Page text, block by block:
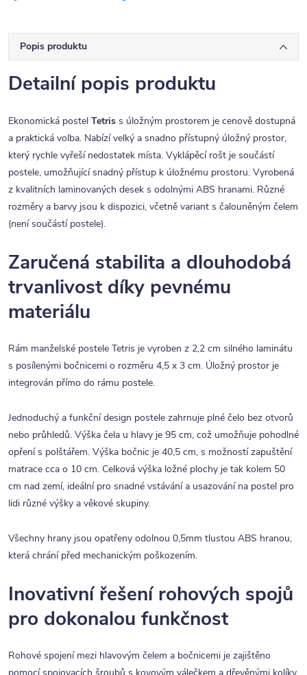
Popis produktu
Detailní popis produktu
Ekonomická postel Tetris s úložným prostorem je cenově dostupná
a praktická volba. Nabízí velký a snadno přístupný úložný prostor,
který rychle vyřeší nedostatek místa. Vyklápěcí rošt je součástí
postele, umožňující snadný přístup k úložnému prostoru. Vyrobená
z kvalitních laminovaných desek s odolnými ABS hranami. Různé
rozměry a barvy jsou k dispozici, včetně variant s čalouněným čelem
(není součástí postele).
Zaručená stabilita a dlouhodobá
trvanlivost díky pevnému
materiálu
Rám manželské postele Tetris je vyroben z 2,2 cm silného laminátu
s posílenými bočnicemi o rozměru 4,5 x 3 cm. Úložný prostor je
integrován přímo do rámu postele.
Jednoduchý a funkční design postele zahrnuje plné čelo bez otvorů
nebo průhledů. Výška čela u hlavy je 95 cm, což umožňuje pohodlné
opření s polštářem. Výška bočnic je 40,5 cm, s možností zapuštění
matrace cca o 10 cm. Celková výška ložné plochy je tak kolem 50
cm nad zemí, ideální pro snadné vstávání a usazování na postel pro
lidi různé výšky a věkové skupiny.
Všechny hrany jsou opatřeny odolnou 0,5mm tlustou ABS hranou,
která chrání před mechanickým poškozením.
Inovativní řešení rohových spojů
pro dokonalou funkčnost
Rohové spojení mezi hlavovým čelem a bočnicemi je zajištěno